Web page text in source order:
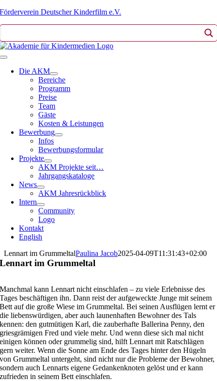
Zum
Förderverein Deutscher Kinderfilm e.V.
Toggle
NavigationDie AKM
Bereiche
Programm
Preise
Team
Gäste
Kosten & Leistungen
Bewerbung
Infos
Bewerbungsformular
Projekte
AKM Projekte seit…
Jahrgangskataloge
News
AKM Jahresrückblick
Intern
Community
Logo
Kontakt
English
Lennart im GrummeltalPaulina Jacob2025-04-09T11:31:43+02:00
Lennart im Grummeltal
Manchmal kann Lennart nicht einschlafen – zu viele Erlebnisse des
Tages beschäftigen ihn. Dann reist der aufgeweckte Junge mit seinem
Bett auf die große Wiese im Grummeltal. Bei seinen Ausflügen lernt er
die liebenswürdigen, aber auch launenhaften Bewohner des Tals
kennen: den gutmütigen Karl, die zauberhafte Ballerina Penny, den
griesgrämigen Fred und viele mehr. Und wenn diese sich mal nicht
einigen können oder grummelig sind, hilft Lennart mit Ratschlägen
gern weiter. Wenn die Sonne am Ende des Tages hinter den Hügeln
von Grummeltal untergeht, sind nicht nur die Probleme der Bewohner,
sondern auch Lennarts eigene Gedankenknoten gelöst und er kann
zufrieden in seinem Bett einschlafen.